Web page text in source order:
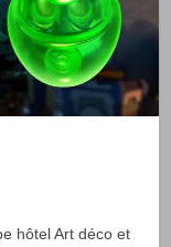
hôtel Art déco et